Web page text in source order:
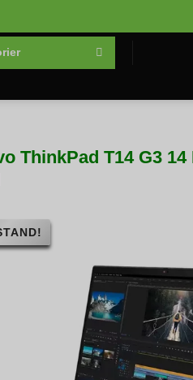
ThinkPad T14 G3